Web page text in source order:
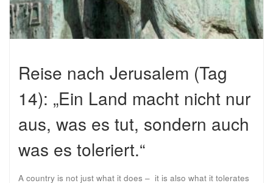
Reise nach Jerusalem (Tag
14): „Ein Land macht nicht nur
aus, was es tut, sondern auch
was es toleriert.“
A country is not just what it does – it is also what it tolerates